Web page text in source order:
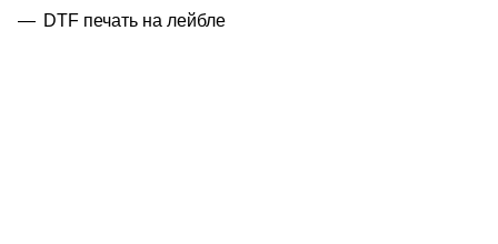
DTF печать на лейбле